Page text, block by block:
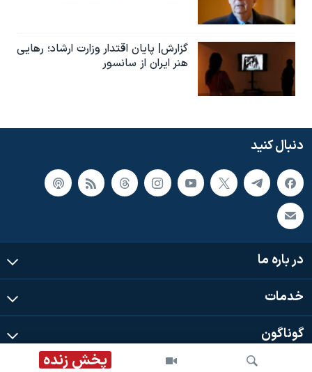
پخش زنده
گزارش| پایان اقتدار وزارت ارشاد؛ رهایی
هنر ایران از سانسور
دنبال کنید
در باره ما
خدمات
گوناگون